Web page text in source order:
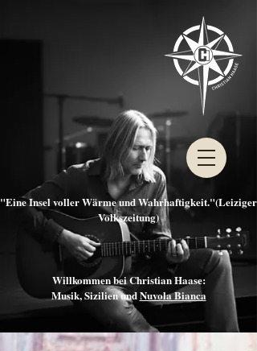
"Eine Insel voller Wärme und Wahrhaftigkeit."(Leiziger
Volkszeitung)
Willkommen bei Christian Haase:
Musik, Sizilien undNuvola Bianca